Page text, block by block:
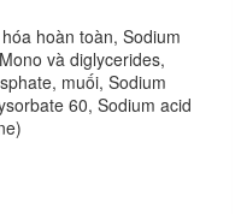
hoàn toàn, Sodium
và diglycerides,
muối, Sodium
60, Sodium acid